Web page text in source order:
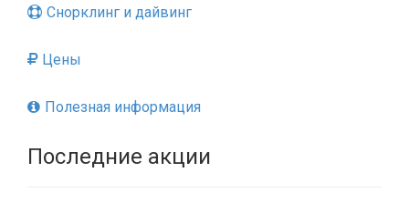
Снорклинг и дайвинг
Цены
Полезная информация
Последние акции